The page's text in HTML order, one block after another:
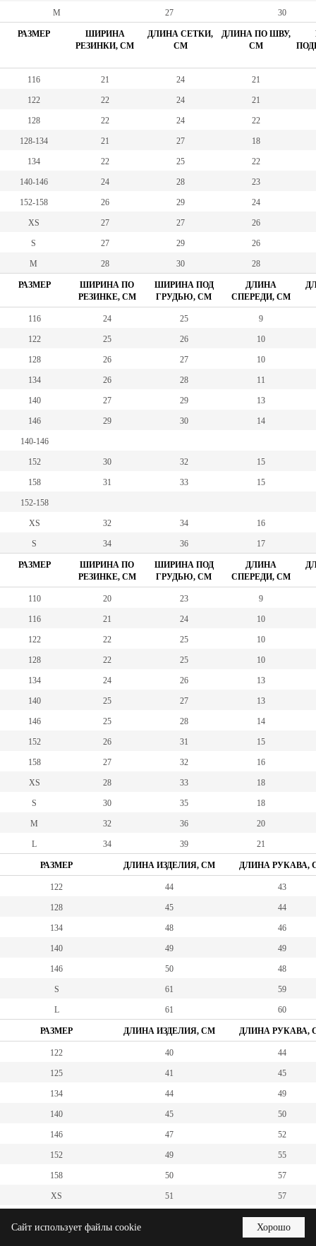
M 27 30
РАЗМЕР
ШИРИНА
РЕЗИНКИ, СМ
ДЛИНА СЕТКИ,
СМ
ДЛИНА ПО ШВУ,
СМ
116 21 24 21
122 22 24 21
128 22 24 22
128-134 21 27 18
134 22 25 22
140-146 24 28 23
152-158 26 29 24
XS 27 27 26
S 27 29 26
M 28 30 28
РАЗМЕР
ШИРИНА ПО
РЕЗИНКЕ, СМ
ШИРИНА ПОД
ГРУДЬЮ, СМ
ДЛИНА
СПЕРЕДИ, СМ
116 24 25 9
122 25 26 10
128 26 27 10
134 26 28 11
140 27 29 13
146 29 30 14
140-146
152 30 32 15
158 31 33 15
152-158
XS 32 34 16
S 34 36 17
РАЗМЕР
ШИРИНА ПО
РЕЗИНКЕ, СМ
ШИРИНА ПОД
ГРУДЬЮ, СМ
ДЛИНА
СПЕРЕДИ, СМ
110 20 23 9
116 21 24 10
122 22 25 10
128 22 25 10
134 24 26 13
140 25 27 13
146 25 28 14
152 26 31 15
158 27 32 16
XS 28 33 18
S 30 35 18
M 32 36 20
L 34 39 21
РАЗМЕР ДЛИНА ИЗДЕЛИЯ, СМ ДЛИНА РУКАВА,
122 44 43
128 45 44
134 48 46
140 49 49
146 50 48
S 61 59
L 61 60
РАЗМЕР ДЛИНА ИЗДЕЛИЯ, СМ ДЛИНА РУКАВА,
122 40 44
125 41 45
134 44 49
140 45 50
146 47 52
152 49 55
158 50 57
XS 51 57
58
59
Сайт использует файлы cookie Хорошо